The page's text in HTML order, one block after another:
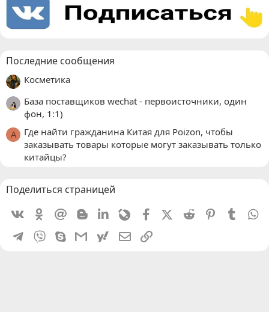
Последние сообщения
Косметика
База поставщиков wechat - первоисточники, один
фон, 1:1)
A
Где найти гражданина Китая для Poizon, чтобы
заказывать товары которые могут заказывать только
китайцы?
Поделиться страницей
VkontakteOdnoklassniki
Mail.ru BloggerLinkedin
LivejournalFacebookX (Twitter)
Reddit PinterestTumblr
Telegram
Viber SkypeGmailyahoomailЭлектронная почта